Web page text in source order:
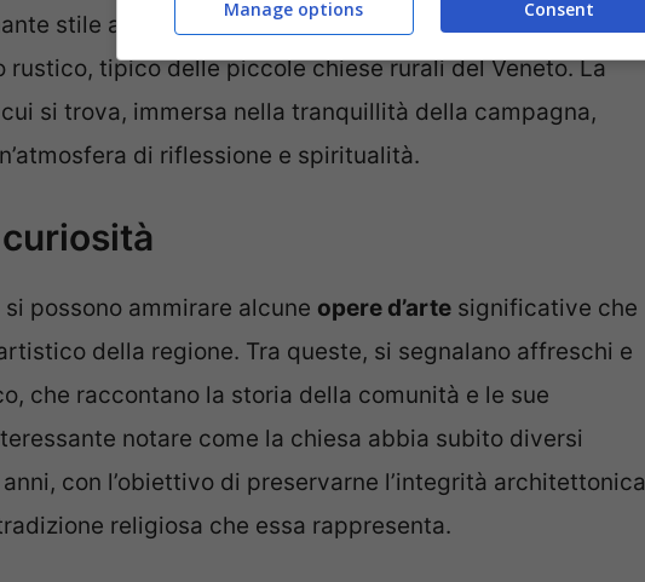
stile architettonico, la chiesa si distingue per la sua
rustico, tipico delle piccole chiese rurali del Veneto. La
si trova, immersa nella tranquillità della campagna,
di riflessione e spiritualità.
curiosità
possono ammirare alcune opere d’arte significative che
della regione. Tra queste, si segnalano affreschi e
che raccontano la storia della comunità e le sue
notare come la chiesa abbia subito diversi
con l’obiettivo di preservarne l’integrità architettonica
religiosa che essa rappresenta.
Consent
Manage options